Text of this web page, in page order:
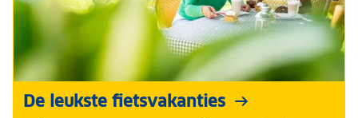
De leukste fietsvakanties